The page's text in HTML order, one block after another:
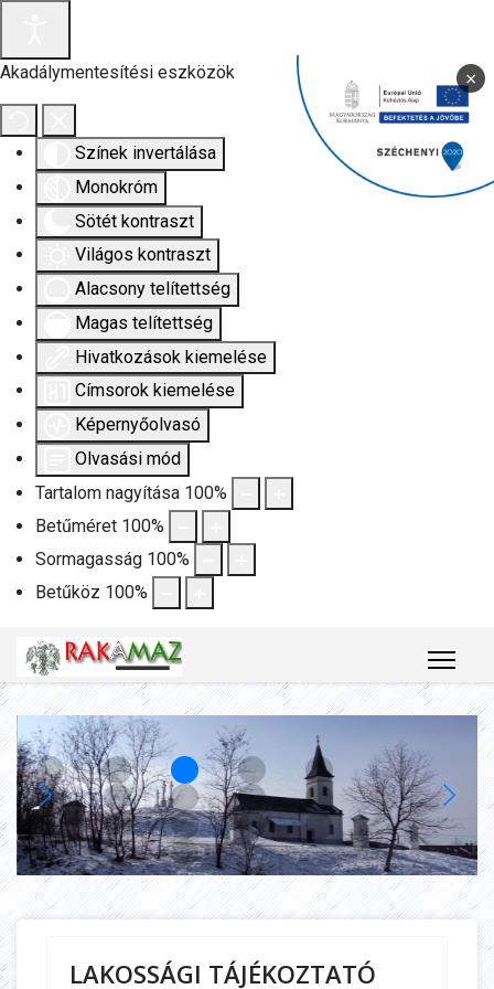
Akadálymentesítési eszközök
Színek invertálása
Monokróm
Sötét kontraszt
Világos kontraszt
Alacsony telítettség
Magas telítettség
Hivatkozások kiemelése
Címsorok kiemelése
Képernyőolvasó
Olvasási mód
Tartalom nagyítása 100%
Betűméret 100%
Sormagasság 100%
Betűköz 100%
LAKOSSÁGI TÁJÉKOZTATÓ
×